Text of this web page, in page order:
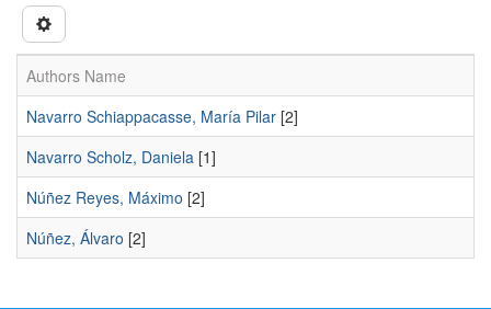
Authors Name
Navarro Schiappacasse, María Pilar [2]
Navarro Scholz, Daniela [1]
Núñez Reyes, Máximo [2]
Núñez, Álvaro [2]